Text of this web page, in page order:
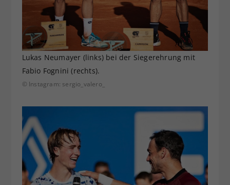
Lukas Neumayer (links) bei der Siegerehrung mit
Fabio Fognini (rechts).
© Instagram: sergio_valero_